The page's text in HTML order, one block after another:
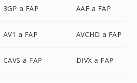
3GP a FAP AAF a FAP
AV1 a FAP AVCHD a FAP
CAVS a FAP DIVX a FAP